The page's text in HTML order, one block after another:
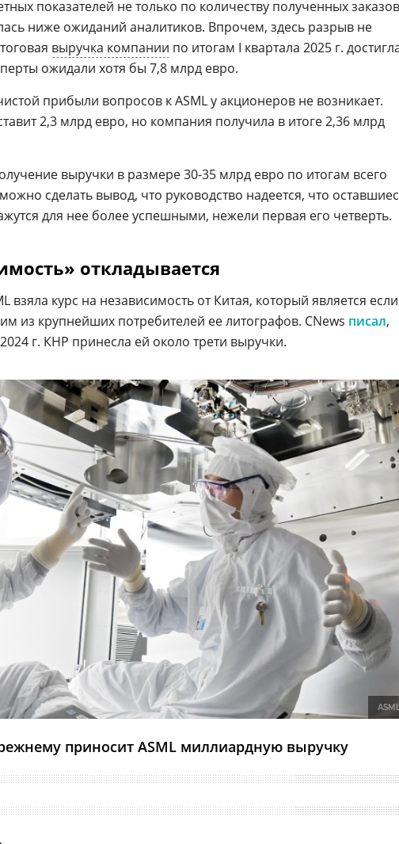
показателей не только по количеству полученных
ниже ожиданий аналитиков. Впрочем, здесь разрыв не
выручка компании по итогам I квартала 2025 г.
ожидали хотя бы 7,8 млрд евро.
прибыли вопросов к ASML у акционеров не возникает.
2,3 млрд евро, но компания получила в итоге 2,36 млрд
выручки в размере 30-35 млрд евро по итогам всего
сделать вывод, что руководство надеется, что
для нее более успешными, нежели первая его четверть.
откладывается
взяла курс на независимость от Китая, который является если
из крупнейших потребителей ее литографов. CNews писал,
г. КНР принесла ей около трети выручки.
приносит ASML миллиардную выручку